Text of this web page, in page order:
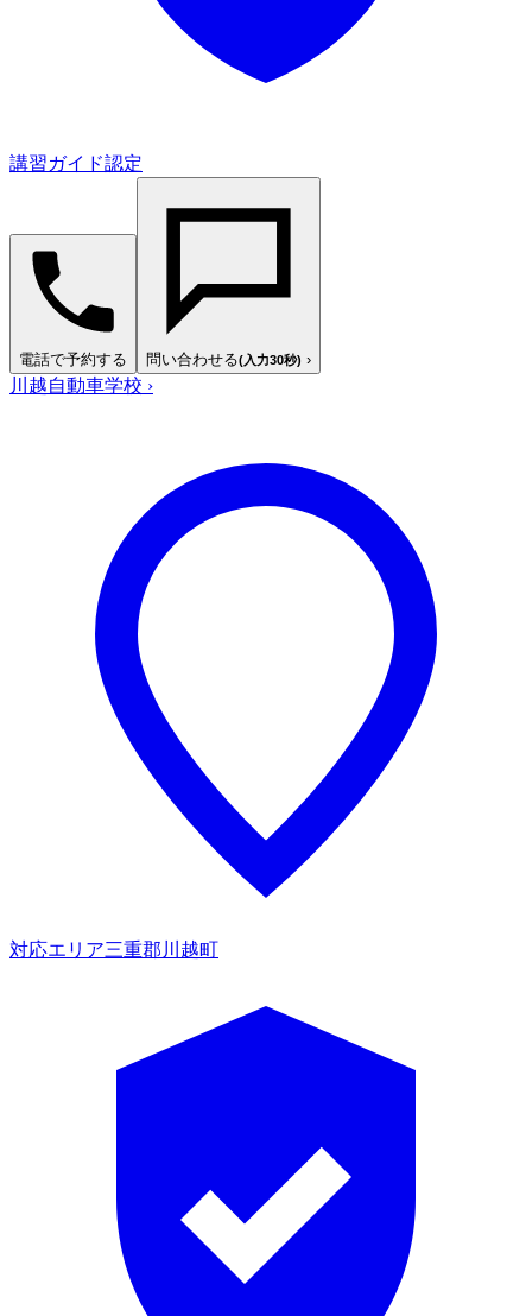
講習ガイド認定
電話で予約する 問い合わせる(入力30秒) ›
川越自動車学校 ›
対応エリア三重郡川越町